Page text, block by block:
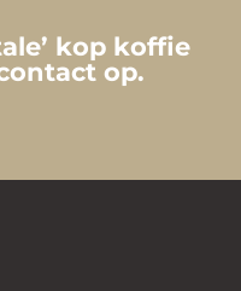
kop koffie
op.